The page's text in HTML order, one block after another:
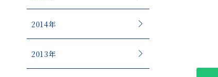
2014年
2013年